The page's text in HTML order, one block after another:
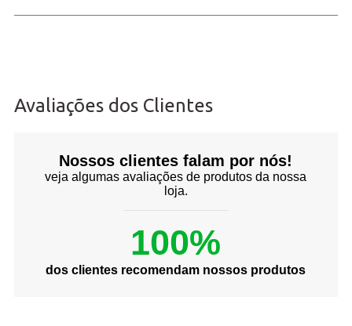
Avaliações dos Clientes
Nossos clientes falam por nós!
veja algumas avaliações de produtos da nossa
loja.
100%
dos clientes recomendam nossos produtos